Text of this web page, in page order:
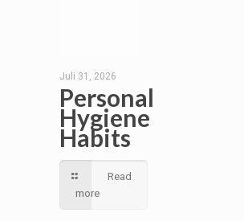
Juli 31, 2026
Personal
Hygiene
Habits
Read
more